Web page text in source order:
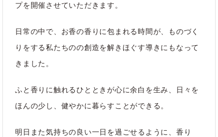
プを開催させていただきます。
日常の中で、お香の香りに包まれる時間が、ものづく
りをする私たちのの創造を解きほぐす導きにもなって
きました。
ふと香りに触れるひとときが心に余白を生み、日々を
ほんの少し、健やかに暮らすことができる。
明日また気持ちの良い一日を過ごせるように、香り